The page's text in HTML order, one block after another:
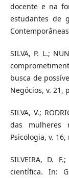
docente e na
estudantes de
SILVA, P. L.;
busca de
Negócios, v. 21,
SILVA, V.;
das mulheres
Psicologia, v.
SILVEIRA, D.
científica. In: